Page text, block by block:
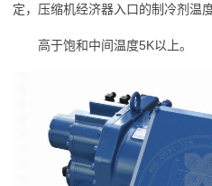
定，压缩机经济器入口的制冷剂温
高于饱和中间温度5K以上。